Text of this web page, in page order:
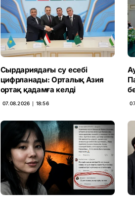
Сырдариядағы су есебі
цифрланады: Орталық Азия
ортақ қадамға келді
07.08.2026 ∣ 18:56